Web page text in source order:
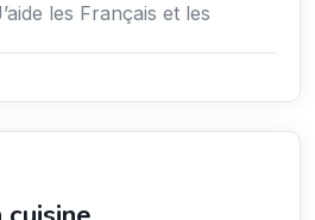
les Français et les